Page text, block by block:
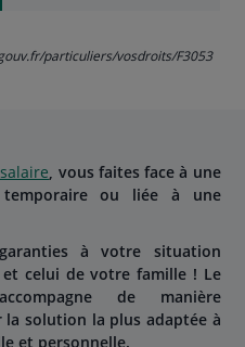
particuliers/vosdroits/F3053
, vous faites face à une
ou liée à une
à votre situation
celui de votre famille ! Le
de manière
solution la plus adaptée à
et personnelle.